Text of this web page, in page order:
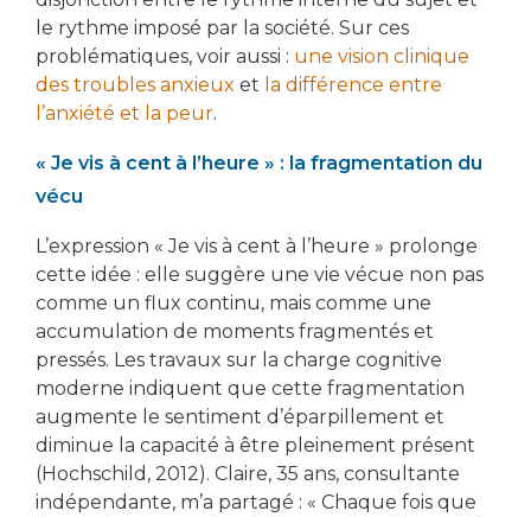
le rythme imposé par la société. Sur ces
problématiques, voir aussi : une vision clinique
des troubles anxieux et la différence entre
l’anxiété et la peur.
« Je vis à cent à l’heure » : la fragmentation du
vécu
L’expression « Je vis à cent à l’heure » prolonge
cette idée : elle suggère une vie vécue non pas
comme un flux continu, mais comme une
accumulation de moments fragmentés et
pressés. Les travaux sur la charge cognitive
moderne indiquent que cette fragmentation
augmente le sentiment d’éparpillement et
diminue la capacité à être pleinement présent
(Hochschild, 2012). Claire, 35 ans, consultante
indépendante, m’a partagé : « Chaque fois que